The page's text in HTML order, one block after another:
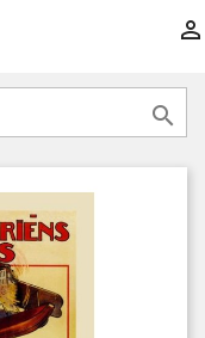

